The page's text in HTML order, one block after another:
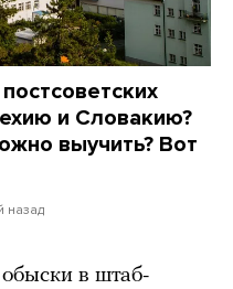
и Словакию?
выучить? Вот
назад
в штаб-